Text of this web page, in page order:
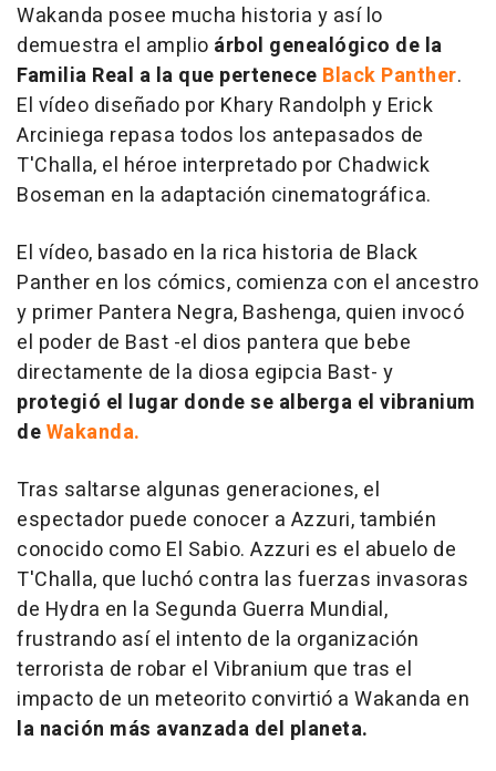
Wakanda posee mucha historia y así lo
demuestra el amplio árbol genealógico de la
Familia Real a la que pertenece Black Panther.
El vídeo diseñado por Khary Randolph y Erick
Arciniega repasa todos los antepasados de
T'Challa, el héroe interpretado por Chadwick
Boseman en la adaptación cinematográfica.
El vídeo, basado en la rica historia de Black
Panther en los cómics, comienza con el ancestro
y primer Pantera Negra, Bashenga, quien invocó
el poder de Bast -el dios pantera que bebe
directamente de la diosa egipcia Bast- y
protegió el lugar donde se alberga el vibranium
deWakanda.
Tras saltarse algunas generaciones, el
espectador puede conocer a Azzuri, también
conocido como El Sabio. Azzuri es el abuelo de
T'Challa, que luchó contra las fuerzas invasoras
de Hydra en la Segunda Guerra Mundial,
frustrando así el intento de la organización
terrorista de robar el Vibranium que tras el
impacto de un meteorito convirtió a Wakanda en
la nación más avanzada del planeta.